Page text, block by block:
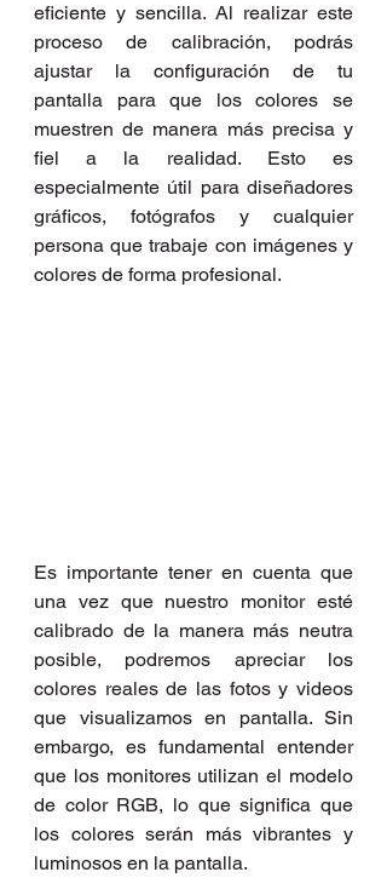
eficiente y sencilla. Al realizar este
proceso de calibración, podrás
ajustar la configuración de tu
pantalla para que los colores se
muestren de manera más precisa y
fiel a la realidad. Esto es
especialmente útil para diseñadores
gráficos, fotógrafos y cualquier
persona que trabaje con imágenes y
colores de forma profesional.
Es importante tener en cuenta que
una vez que nuestro monitor esté
calibrado de la manera más neutra
posible, podremos apreciar los
colores reales de las fotos y videos
que visualizamos en pantalla. Sin
embargo, es fundamental entender
que los monitores utilizan el modelo
de color RGB, lo que significa que
los colores serán más vibrantes y
luminosos en la pantalla.